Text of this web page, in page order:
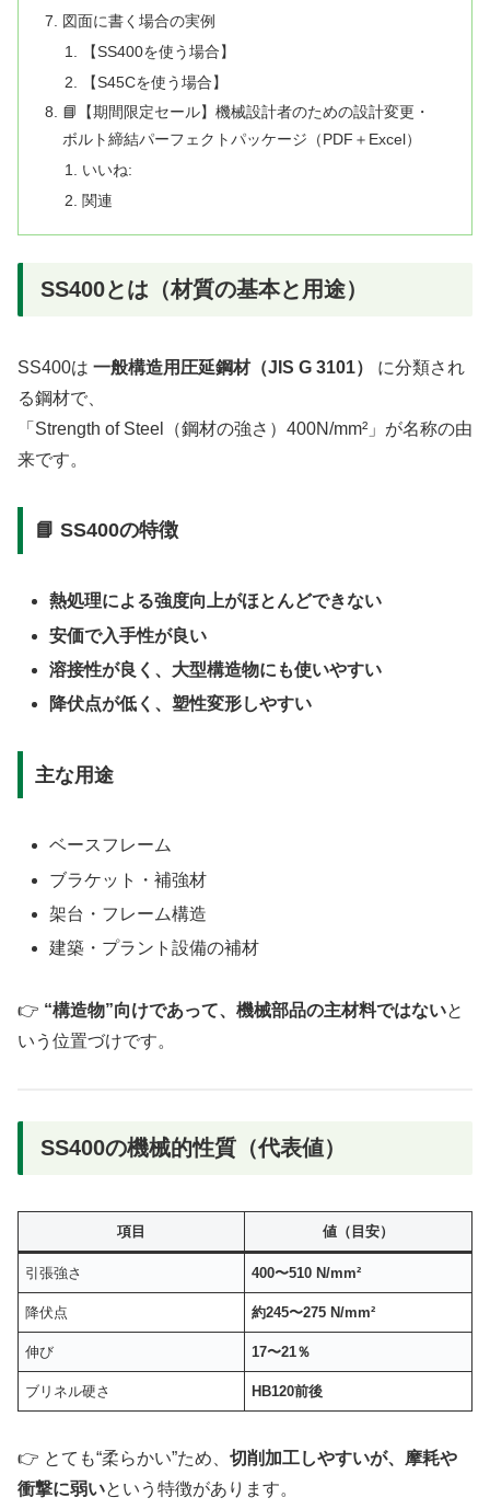
図面に書く場合の実例
【SS400を使う場合】
【S45Cを使う場合】
📘【期間限定セール】機械設計者のための設計変更・
ボルト締結パーフェクトパッケージ（PDF＋Excel）
いいね:
関連
SS400とは（材質の基本と用途）
SS400は 一般構造用圧延鋼材（JIS G 3101）
に分類され
る鋼材で、
「Strength of Steel（鋼材の強さ）400N/mm²」が名称の由
来です。
📘 SS400の特徴
熱処理による強度向上がほとんどできない
安価で入手性が良い
溶接性が良く、大型構造物にも使いやすい
降伏点が低く、塑性変形しやすい
主な用途
ベースフレーム
ブラケット・補強材
架台・フレーム構造
建築・プラント設備の補材
👉 “構造物”向けであって、機械部品の主材料ではないと
いう位置づけです。
SS400の機械的性質（代表値）
項目 値（目安）
引張強さ 400〜510 N/mm²
降伏点 約245〜275 N/mm²
伸び 17〜21％
ブリネル硬さ HB120前後
👉 とても“柔らかい”ため、 切削加工しやすいが、摩耗や
衝撃に弱いという特徴があります。